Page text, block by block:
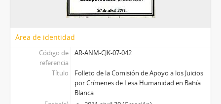
Área de identidad
Código de
referencia
AR-ANM-CJK-07-042
Título
Folleto de la Comisión de Apoyo a los Juicios
por Crímenes de Lesa Humanidad en Bahía
Blanca